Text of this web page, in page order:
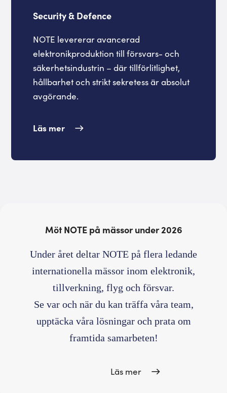
Security & Defence
NOTE levererar avancerad
elektronikproduktion till försvars- och
säkerhetsindustrin – där tillförlitlighet,
hållbarhet och strikt sekretess är absolut
avgörande.
Läs mer
Möt NOTE på mässor under 2026
Under året deltar NOTE på flera ledande
internationella mässor inom elektronik,
tillverkning, flyg och försvar.
Se var och när du kan träffa våra team,
upptäcka våra lösningar och prata om
framtida samarbeten!
Läs mer